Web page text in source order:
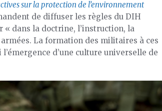
sur la protection de l’environnement
de diffuser les règles du DIH
dans la doctrine, l’instruction, la
La formation des militaires à ces
d’une culture universelle de